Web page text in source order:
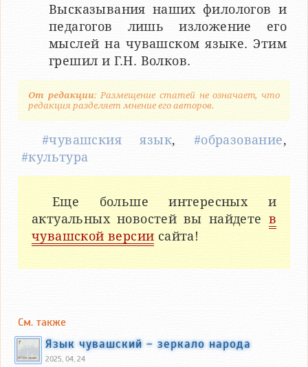
Высказывания наших филологов и
педагогов лишь изложение его
мыслей на чувашском языке. Этим
грешил и Г.Н. Волков.
От редакции: Размещение статей не означает, что
редакция разделяет мнение его авторов.
#чувашския язык, #образование,
#культура
Еще больше интересных и
актуальных новостей вы найдете в
чувашской версии сайта!
См. также
Язык чувашский – зеркало народа
2025, 04, 24